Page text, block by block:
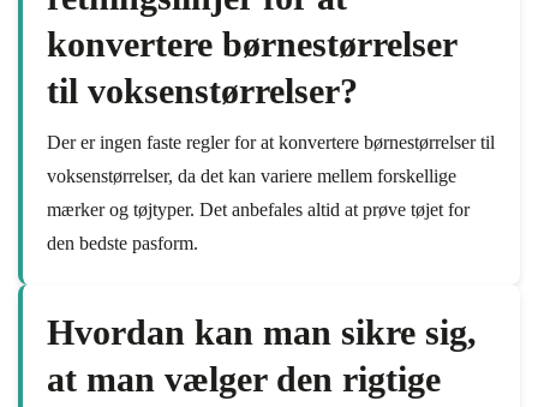
konvertere børnestørrelser
til voksenstørrelser?
Der er ingen faste regler for at konvertere børnestørrelser til
voksenstørrelser, da det kan variere mellem forskellige
mærker og tøjtyper. Det anbefales altid at prøve tøjet for
den bedste pasform.
Hvordan kan man sikre sig,
at man vælger den rigtige